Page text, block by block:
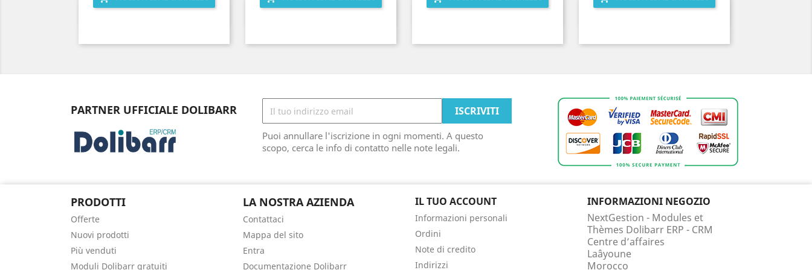
PARTNER UFFICIALE DOLIBARR
Puoi annullare l'iscrizione in ogni momenti. A questo
scopo, cerca le info di contatto nelle note legali.
PRODOTTI
Offerte
Nuovi prodotti
Più venduti
Moduli Dolibarr gratuiti
LA NOSTRA AZIENDA
Contattaci
Mappa del sito
Entra
Documentazione Dolibarr
IL TUO ACCOUNT
Informazioni personali
Ordini
Note di credito
Indirizzi
INFORMAZIONI NEGOZIO
NextGestion - Modules et
Thèmes Dolibarr ERP - CRM
Centre d’affaires
Laâyoune
Morocco